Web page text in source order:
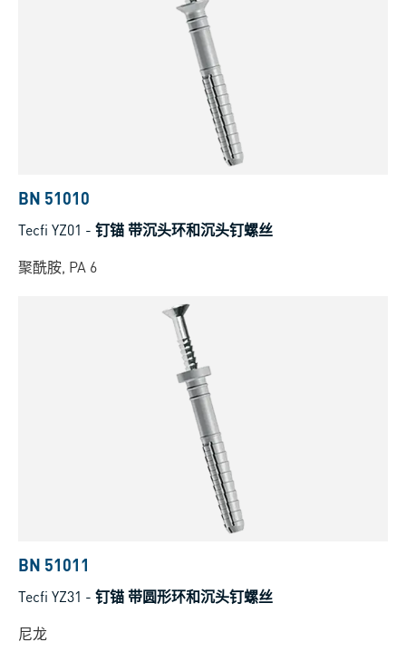
BN 51010
Tecfi YZ01 - 钉锚 带沉头环和沉头钉螺丝
聚酰胺, PA 6
BN 51011
Tecfi YZ31 - 钉锚 带圆形环和沉头钉螺丝
尼龙